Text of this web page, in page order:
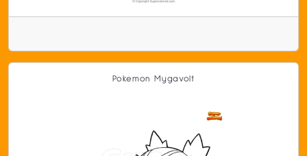
Pokemon Mygavolt